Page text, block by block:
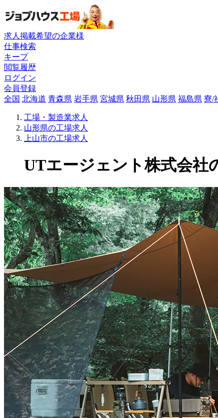
求人掲載希望の企業様
仕事検索
キープ
閲覧履歴
ログイン
会員登録
全国 北海道 青森県 岩手県 宮城県 秋田県 山形県 福島県 寮/
工場・製造業求人
山形県の工場求人
上山市の工場求人
UTエージェント株式会社